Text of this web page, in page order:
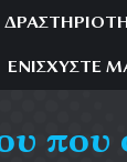
ΕΝΙΣΧΎΣΤΕ